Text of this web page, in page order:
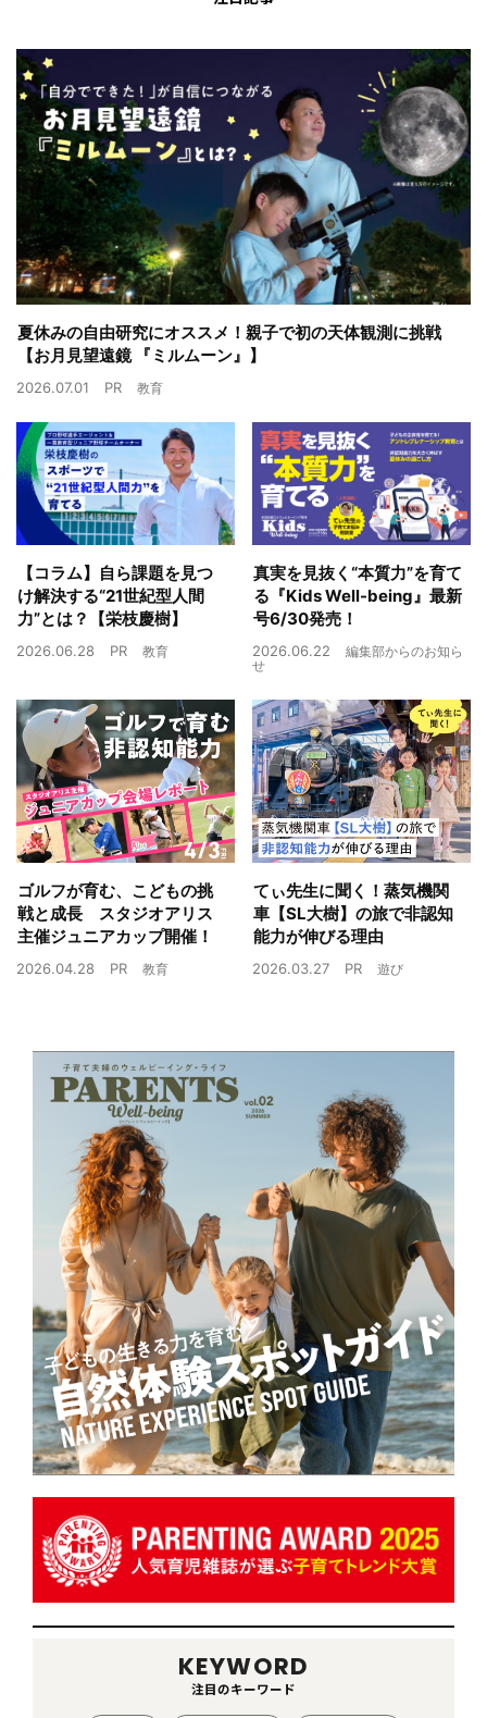
夏休みの自由研究にオススメ！親子で初の天体観測に挑戦
【お月見望遠鏡 『ミルムーン』】
2026.07.01 PR 教育
【コラム】自ら課題を見つ
け解決する“21世紀型人間
力”とは？【栄枝慶樹】
2026.06.28 PR 教育
真実を見抜く“本質力”を育て
る『Kids Well-being』最新
号6/30発売！
2026.06.22
編集部からのお知ら
せ
ゴルフが育む、こどもの挑
戦と成長 スタジオアリス
主催ジュニアカップ開催！
2026.04.28 PR 教育
てぃ先生に聞く！蒸気機関
車【SL大樹】の旅で非認知
能力が伸びる理由
2026.03.27 PR 遊び
KEYWORD
注目のキーワード